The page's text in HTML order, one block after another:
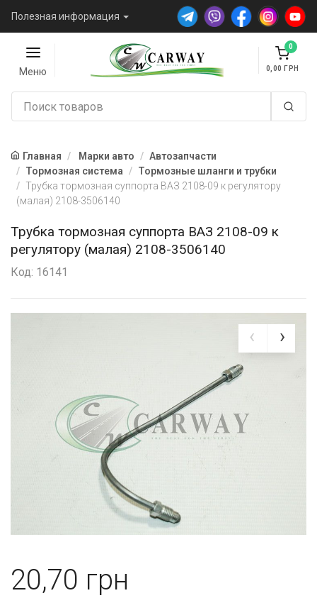
Полезная информация
Меню
0
0,00
Главная Марки авто
Автозапчасти
Тормозная система
Тормозные шланги и трубки
Трубка тормозная суппорта ВАЗ 2108-09 к регулятору
(малая) 2108-3506140
Трубка тормозная суппорта ВАЗ 2108-09 к
регулятору (малая) 2108-3506140
Код: 16141
20,70